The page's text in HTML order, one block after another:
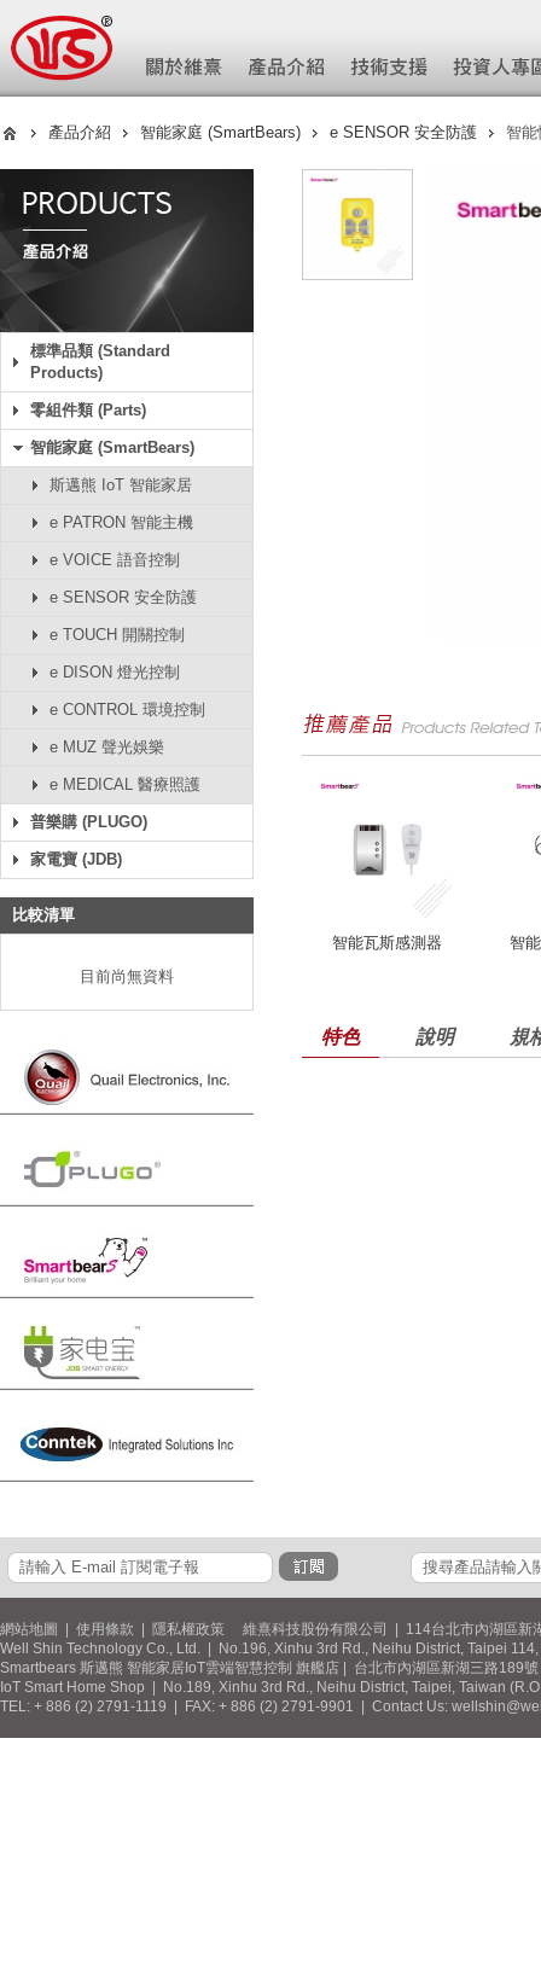
產品介紹 智能家庭 (SmartBears) e SENSOR 安全防護 智
標準品類 (Standard
Products)
零組件類 (Parts)
智能家庭 (SmartBears)
斯邁熊 IoT 智能家居
e PATRON 智能主機
e VOICE 語音控制
e SENSOR 安全防護
e TOUCH 開關控制
e DISON 燈光控制
e CONTROL 環境控制
e MUZ 聲光娛樂
e MEDICAL 醫療照護
普樂購 (PLUGO)
家電寶 (JDB)
比較清單
目前尚無資料
智能瓦斯感測器 智
特色 說明 規
網站地圖 使用條款 隱私權政策 維熹科技股份有限公司 | 114台北市內湖區新
Well Shin Technology Co., Ltd. | No.196, Xinhu 3rd Rd., Neihu District, Taipei
Smartbears 斯邁熊 智能家居IoT雲端智慧控制 旗艦店 | 台北市內湖區新湖三路189
IoT Smart Home Shop | No.189, Xinhu 3rd Rd., Neihu District, Taipei, Taiwan
TEL: + 886 (2) 2791-1119 | FAX: + 886 (2) 2791-9901 | Contact Us: